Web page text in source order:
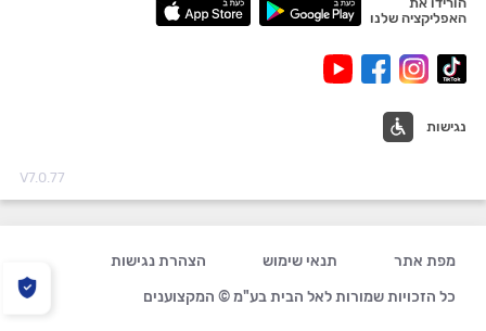
האפליקציה שלנו
נגישות
V7.0.77
מפת אתר תנאי שימוש
הצהרת נגישות
כל הזכויות שמורות לאל הבית בע"מ © המקצוענים